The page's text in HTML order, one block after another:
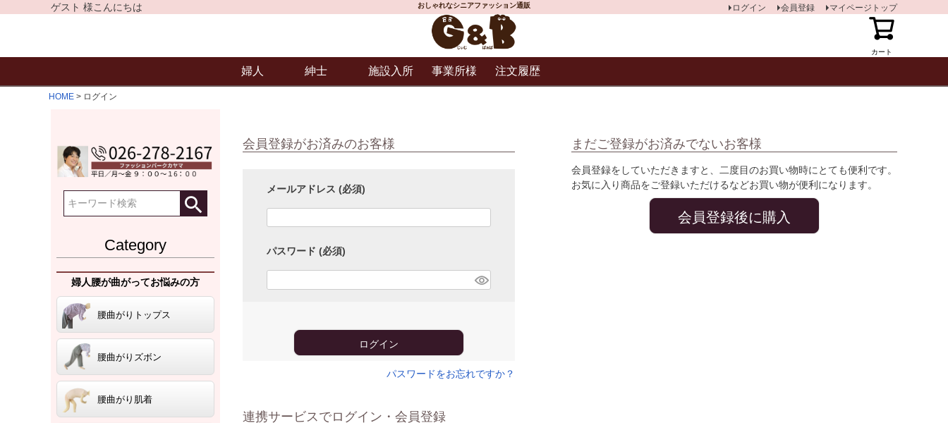
ゲスト 様こんにちは おしゃれなシニアファッション通販
カート
ログイン 会員登録 マイページトップ
婦人 紳士 施設入所 事業所様 注文履歴
HOME ログイン
Category
婦人腰が曲がってお悩みの方
腰曲がりトップス
腰曲がりズボン
腰曲がり肌着
会員登録がお済みのお客様
メールアドレス (必須)
パスワード (必須)
ログイン
パスワードをお忘れですか？
連携サービスでログイン・会員登録
まだご登録がお済みでないお客様
会員登録をしていただきますと、二度目のお買い物時にとても便利です。
お気に入り商品をご登録いただけるなどお買い物が便利になります。
会員登録後に購入